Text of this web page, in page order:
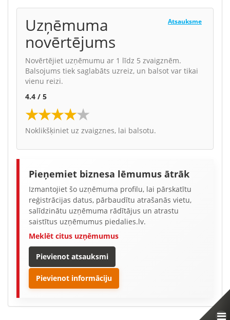
Uzņēmuma
novērtējums
Atsauksme
Novērtējiet uzņēmumu ar 1 līdz 5 zvaigznēm.
Balsojums tiek saglabāts uzreiz, un balsot var tikai
vienu reizi.
4.4 / 5
★
★
★
★
★
Noklikšķiniet uz zvaigznes, lai balsotu.
Pieņemiet biznesa lēmumus ātrāk
Izmantojiet šo uzņēmuma profilu, lai pārskatītu
reģistrācijas datus, pārbaudītu atrašanās vietu,
salīdzinātu uzņēmuma rādītājus un atrastu
saistītus uzņēmumus piedalies.lv.
Meklēt citus uzņēmumus
Pievienot atsauksmi
Pievienot informāciju